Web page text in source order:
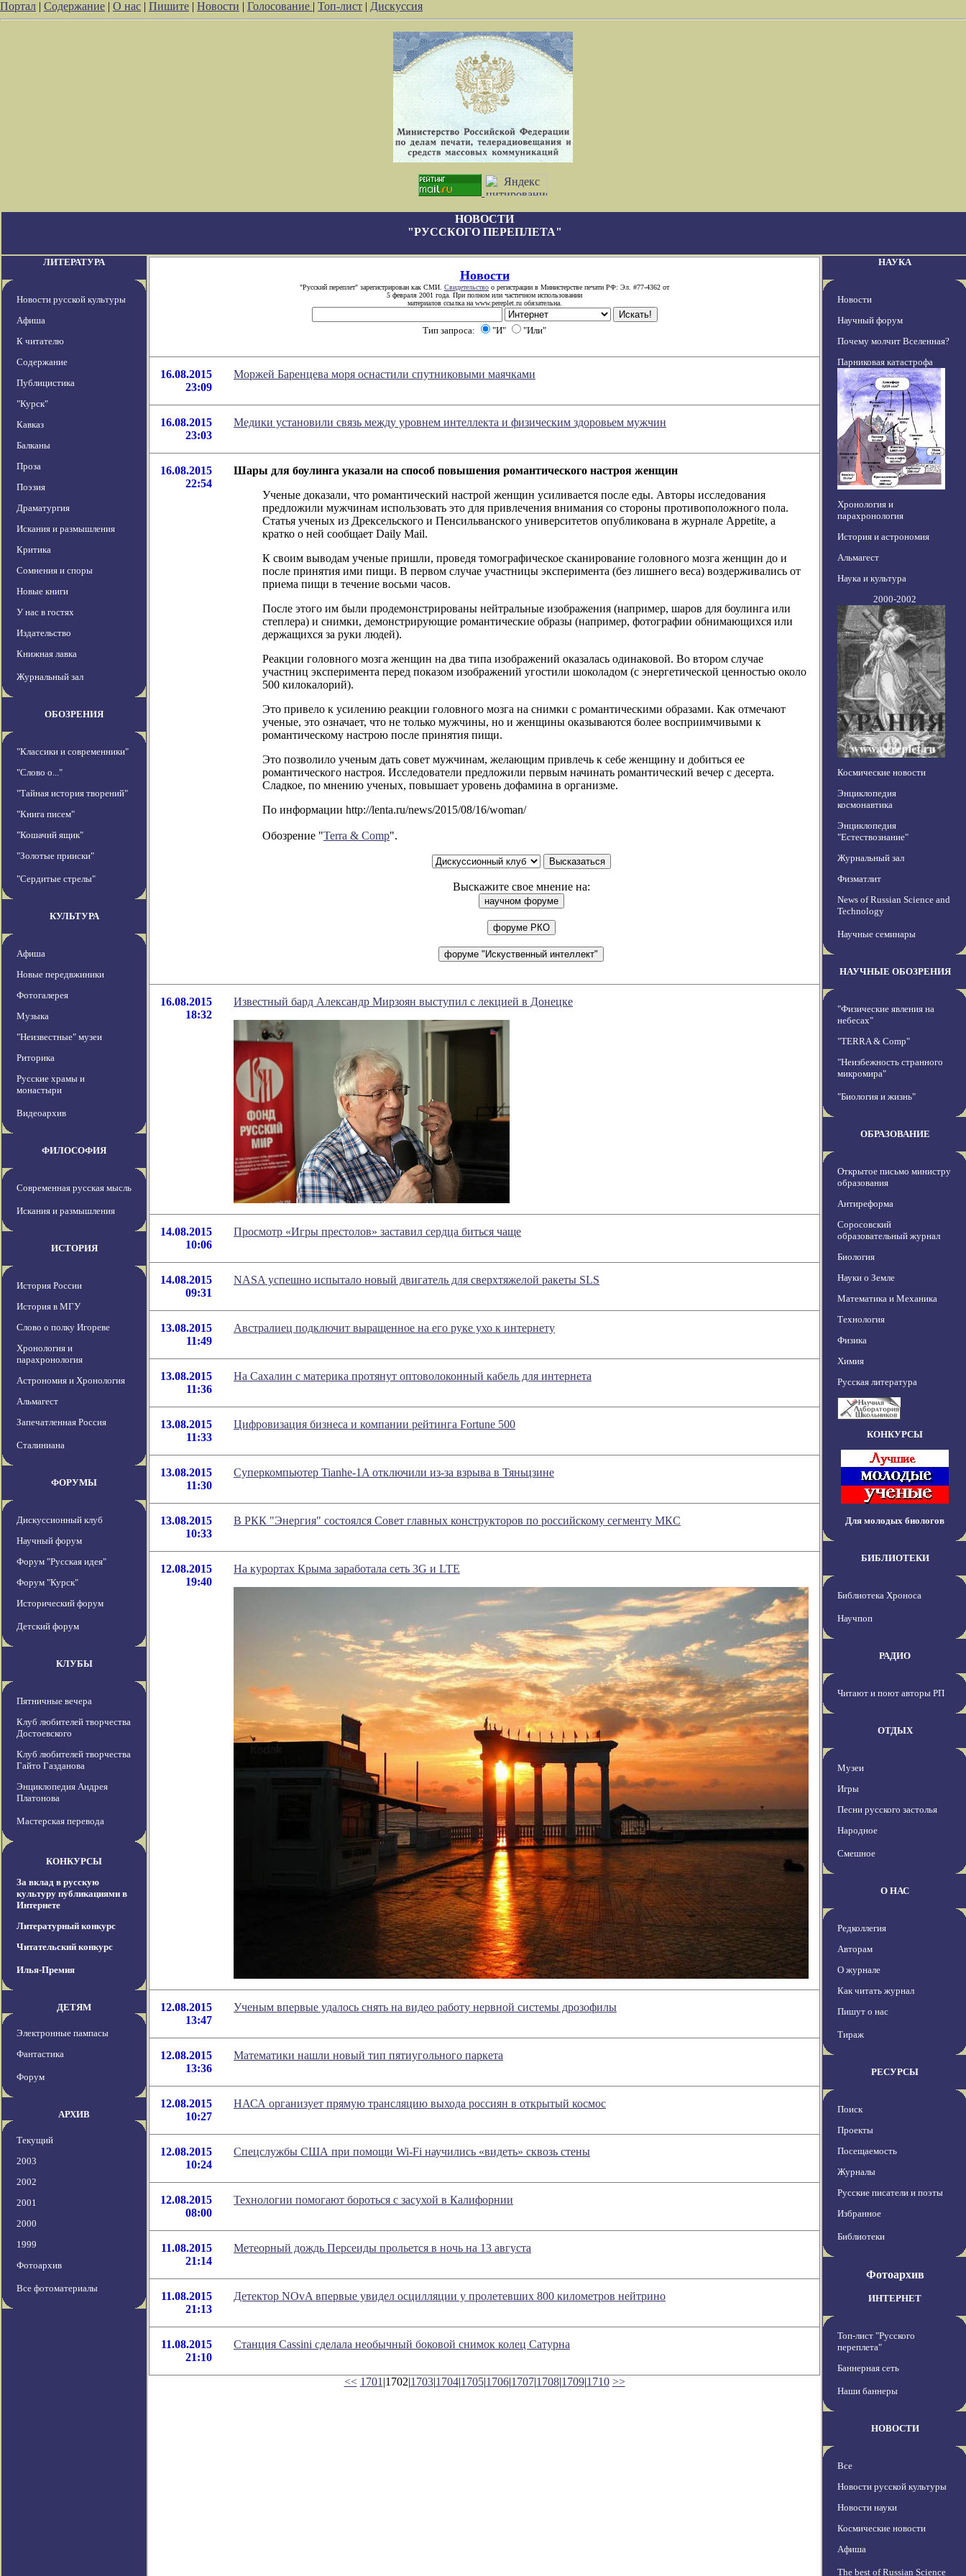
Портал | Содержание | О нас | Пишите | Новости | Голосование | Топ-лист | Дискуссия
НОВОСТИ
"РУССКОГО ПЕРЕПЛЕТА"
ЛИТЕРАТУРА
Новости русской культуры
Афиша
К читателю
Содержание
Публицистика
"Курск"
Кавказ
Балканы
Проза
Поэзия
Драматургия
Искания и размышления
Критика
Сомнения и споры
Новые книги
У нас в гостях
Издательство
Книжная лавка
Журнальный зал
ОБОЗРЕНИЯ
"Классики и современники"
"Слово о..."
"Тайная история творений"
"Книга писем"
"Кошачий ящик"
"Золотые прииски"
"Сердитые стрелы"
КУЛЬТУРА
Афиша
Новые передвжиники
Фотогалерея
Музыка
"Неизвестные" музеи
Риторика
Русские храмы и
монастыри
Видеоархив
ФИЛОСОФИЯ
Современная русская мысль
Искания и размышления
ИСТОРИЯ
История России
История в МГУ
Слово о полку Игореве
Хронология и
парахронология
Астрономия и Хронология
Альмагест
Запечатленная Россия
Сталиниана
ФОРУМЫ
Дискуссионный клуб
Научный форум
Форум "Русская идея"
Форум "Курск"
Исторический форум
Детский форум
КЛУБЫ
Пятничные вечера
Клуб любителей творчества
Достоевского
Клуб любителей творчества
Гайто Газданова
Энциклопедия Андрея
Платонова
Мастерская перевода
КОНКУРСЫ
За вклад в русскую
культуру публикациями в
Интернете
Литературный конкурс
Читательский конкурс
Илья-Премия
ДЕТЯМ
Электронные пампасы
Фантастика
Форум
АРХИВ
Текущий
2003
2002
2001
2000
1999
Фотоархив
Все фотоматериалы
Новости
"Русский переплет" зарегистрирован как СМИ. Свидетельство о регистрации в Министерстве печати РФ: Эл. #77-4362 от
5 февраля 2001 года. При полном или частичном использовании
материалов ссылка на www.pereplet.ru обязательна.
Тип запроса: "И" "Или"
16.08.2015
23:09
Моржей Баренцева моря оснастили спутниковыми маячками
16.08.2015
23:03
Медики установили связь между уровнем интеллекта и физическим здоровьем мужчин
16.08.2015
22:54
Шары для боулинга указали на способ повышения романтического настроя женщин
Ученые доказали, что романтический настрой женщин усиливается после еды. Авторы исследования
предложили мужчинам использовать это для привлечения внимания со стороны противоположного пола.
Статья ученых из Дрексельского и Пенсильванского университетов опубликована в журнале Appetite, а
кратко о ней сообщает Daily Mail.
К своим выводам ученые пришли, проведя томографическое сканирование головного мозга женщин до и
после принятия ими пищи. В первом случае участницы эксперимента (без лишнего веса) воздерживались от
приема пищи в течение восьми часов.
После этого им были продемонстрированы нейтральные изображения (например, шаров для боулинга или
степлера) и снимки, демонстрирующие романтические образы (например, фотографии обнимающихся или
держащихся за руки людей).
Реакции головного мозга женщин на два типа изображений оказалась одинаковой. Во втором случае
участниц эксперимента перед показом изображений угостили шоколадом (с энергетической ценностью около
500 килокалорий).
Это привело к усилению реакции головного мозга на снимки с романтическими образами. Как отмечают
ученые, это означает, что не только мужчины, но и женщины оказываются более восприимчивыми к
романтическому настрою после принятия пищи.
Это позволило ученым дать совет мужчинам, желающим привлечь к себе женщину и добиться ее
романтического настроя. Исследователи предложили первым начинать романтический вечер с десерта.
Сладкое, по мнению ученых, повышает уровень дофамина в организме.
По информации http://lenta.ru/news/2015/08/16/woman/
Обозрение "Terra & Comp".
Выскажите свое мнение на:
16.08.2015
18:32
Известный бард Александр Мирзоян выступил с лекцией в Донецке
14.08.2015
10:06
Просмотр «Игры престолов» заставил сердца биться чаще
14.08.2015
09:31
NASA успешно испытало новый двигатель для сверхтяжелой ракеты SLS
13.08.2015
11:49
Австралиец подключит выращенное на его руке ухо к интернету
13.08.2015
11:36
На Сахалин с материка протянут оптоволоконный кабель для интернета
13.08.2015
11:33
Цифровизация бизнеса и компании рейтинга Fortune 500
13.08.2015
11:30
Суперкомпьютер Tianhe-1A отключили из-за взрыва в Тяньцзине
13.08.2015
10:33
В РКК "Энергия" состоялся Совет главных конструкторов по российскому сегменту МКС
12.08.2015
19:40
На курортах Крыма заработала сеть 3G и LTE
12.08.2015
13:47
Ученым впервые удалось снять на видео работу нервной системы дрозофилы
12.08.2015
13:36
Математики нашли новый тип пятиугольного паркета
12.08.2015
10:27
НАСА организует прямую трансляцию выхода россиян в открытый космос
12.08.2015
10:24
Спецслужбы США при помощи Wi-Fi научились «видеть» сквозь стены
12.08.2015
08:00
Технологии помогают бороться с засухой в Калифорнии
11.08.2015
21:14
Метеорный дождь Персеиды прольется в ночь на 13 августа
11.08.2015
21:13
Детектор NOvA впервые увидел осцилляции у пролетевших 800 километров нейтрино
11.08.2015
21:10
Станция Cassini сделала необычный боковой снимок колец Сатурна
<< 1701 |1702|1703|1704|1705|1706|1707|1708|1709|1710 >>
НАУКА
Новости
Научный форум
Почему молчит Вселенная?
Парниковая катастрофа
Хронология и
парахронология
История и астрономия
Альмагест
Наука и культура
2000-2002
Космические новости
Энциклопедия
космонавтика
Энциклопедия
"Естествознание"
Журнальный зал
Физматлит
News of Russian Science and
Technology
Научные семинары
НАУЧНЫЕ ОБОЗРЕНИЯ
"Физические явления на
небесах"
"TERRA & Comp"
"Неизбежность странного
микромира"
"Биология и жизнь"
ОБРАЗОВАНИЕ
Открытое письмо министру
образования
Антиреформа
Соросовский
образовательный журнал
Биология
Науки о Земле
Математика и Механика
Технология
Физика
Химия
Русская литература
КОНКУРСЫ
Для молодых биологов
БИБЛИОТЕКИ
Библиотека Хроноса
Научпоп
РАДИО
Читают и поют авторы РП
ОТДЫХ
Музеи
Игры
Песни русского застолья
Народное
Смешное
О НАС
Редколлегия
Авторам
О журнале
Как читать журнал
Пишут о нас
Тираж
РЕСУРСЫ
Поиск
Проекты
Посещаемость
Журналы
Русские писатели и поэты
Избранное
Библиотеки
Фотоархив
ИНТЕРНЕТ
Топ-лист "Русского
переплета"
Баннерная сеть
Наши баннеры
НОВОСТИ
Все
Новости русской культуры
Новости науки
Космические новости
Афиша
The best of Russian Science